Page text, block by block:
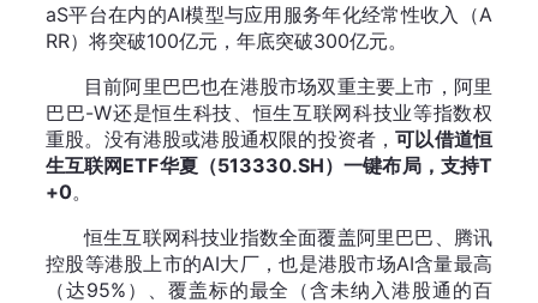
aS平台在内的AI模型与应用服务年化经常性收入（A
RR）将突破100亿元，年底突破300亿元。
目前阿里巴巴也在港股市场双重主要上市，阿里
巴巴-W还是恒生科技、恒生互联网科技业等指数权
重股。没有港股或港股通权限的投资者，可以借道恒
生互联网ETF华夏（513330.SH）一键布局，支持T
+0。
恒生互联网科技业指数全面覆盖阿里巴巴、腾讯
控股等港股上市的AI大厂，也是港股市场AI含量最高
（达95%）、覆盖标的最全（含未纳入港股通的百